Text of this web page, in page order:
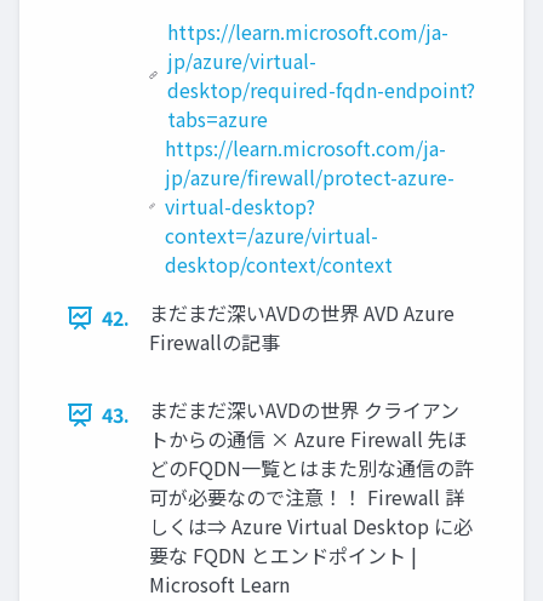
https://learn.microsoft.com/ja-
jp/azure/virtual-
desktop/required-fqdn-endpoint?
tabs=azure
https://learn.microsoft.com/ja-
jp/azure/firewall/protect-azure-
virtual-desktop?
context=/azure/virtual-
desktop/context/context
42.
まだまだ深いAVDの世界 AVD Azure
Firewallの記事
43.
まだまだ深いAVDの世界 クライアン
トからの通信 × Azure Firewall 先ほ
どのFQDN一覧とはまた別な通信の許
可が必要なので注意！！ Firewall 詳
しくは⇒ Azure Virtual Desktop に必
要な FQDN とエンドポイント |
Microsoft Learn